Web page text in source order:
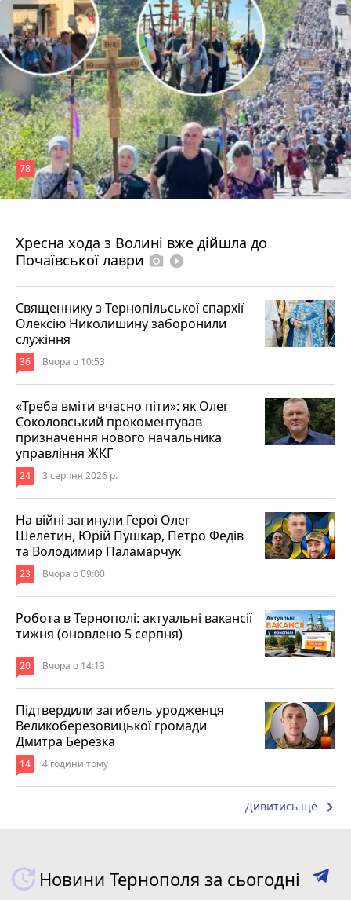
Хресна хода з Волині вже дійшла до
Почаївської лаври photo_camera play_circle_filled
78
Священнику з Тернопільської єпархії
Олексію Николишину заборонили
служіння
36 Вчора о 10:53
«Треба вміти вчасно піти»: як Олег
Соколовський прокоментував
призначення нового начальника
управління ЖКГ
24 3 серпня 2026 р.
На війні загинули Герої Олег
Шелетин, Юрій Пушкар, Петро Федів
та Володимир Паламарчук
23 Вчора о 09:00
Робота в Тернополі: актуальні вакансії
тижня (оновлено 5 серпня)
20 Вчора о 14:13
Підтвердили загибель уродженця
Великоберезовицької громади
Дмитра Березка
14 4 години тому
Дивитись ще keyboard_arrow_right
Новини Тернополя за сьогодні